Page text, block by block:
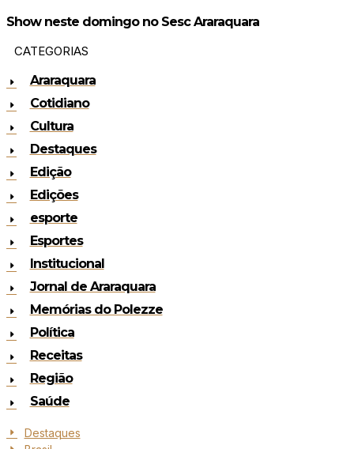
Show neste domingo no Sesc Araraquara
CATEGORIAS
Araraquara
Cotidiano
Cultura
Destaques
Edição
Edições
esporte
Esportes
Institucional
Jornal de Araraquara
Memórias do Polezze
Política
Receitas
Região
Saúde
Destaques